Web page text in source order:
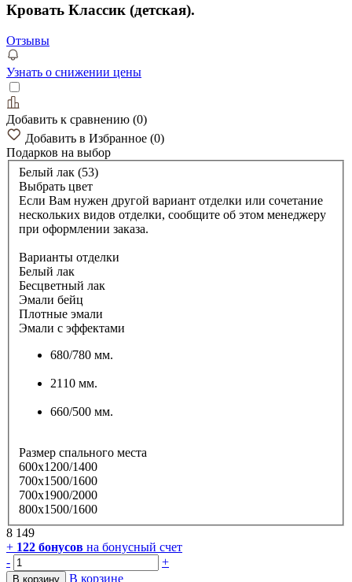
Кровать Классик (детская).
Отзывы
Узнать о снижении цены
Добавить к сравнению (0)
Добавить в Избранное (0)
Подарков на выбор
Белый лак (53)
Выбрать цвет
Если Вам нужен другой вариант отделки или сочетание
нескольких видов отделки, сообщите об этом менеджеру
при оформлении заказа.
Варианты отделки
Белый лак
Бесцветный лак
Эмали бейц
Плотные эмали
Эмали с эффектами
680/780 мм.
2110 мм.
660/500 мм.
Размер спального места
600х1200/1400
700х1500/1600
700х1900/2000
800х1500/1600
8 149
+ 122 бонусов на бонусный счет
-
+
В корзину В корзине